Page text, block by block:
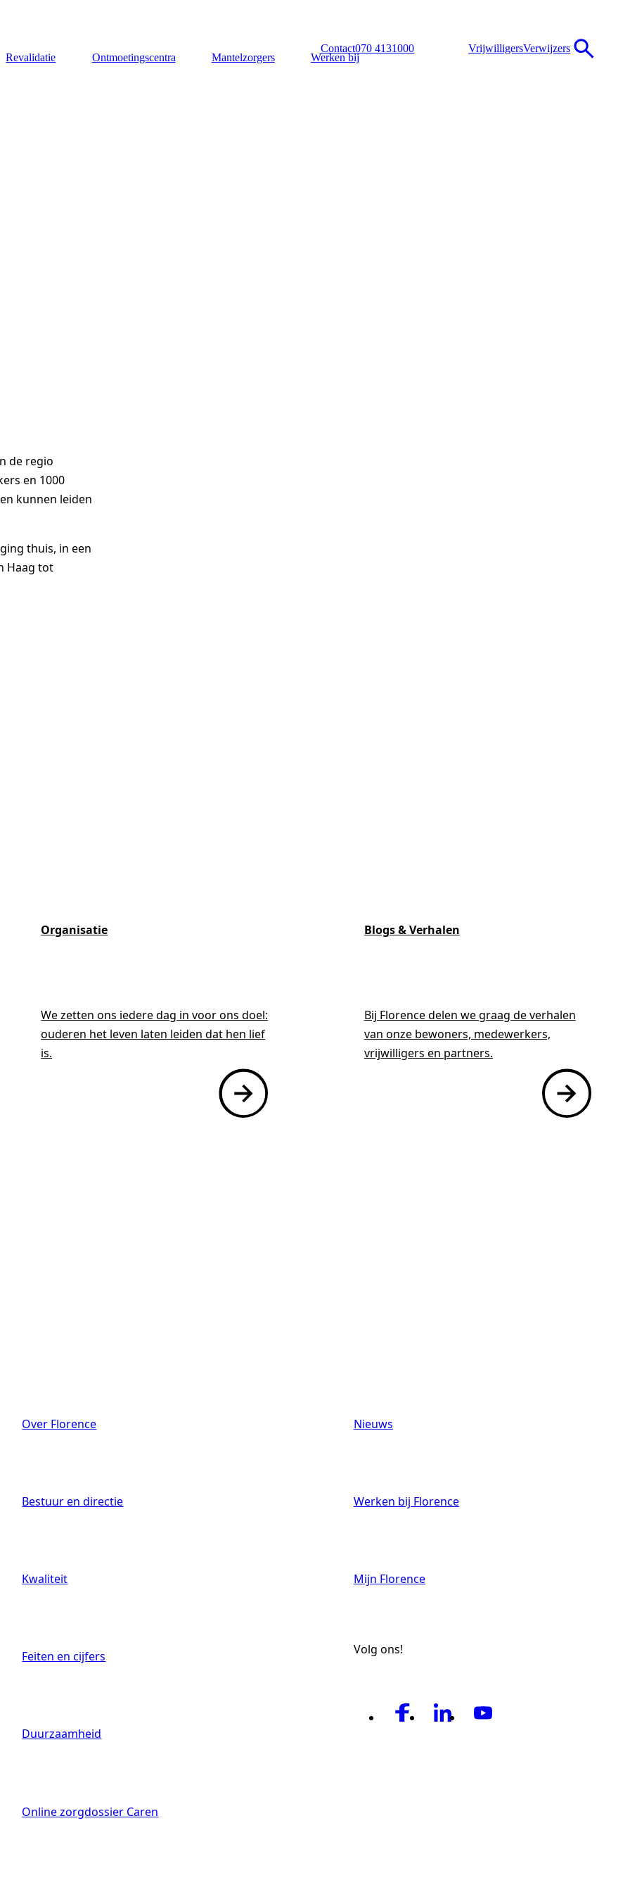
Revalidatie Ontmoetingscentra Mantelzorgers Werken bij
Contact070 4131000 VrijwilligersVerwijzers
de regio
en 1000
kunnen leiden
thuis, in een
Haag tot
Organisatie
We zetten ons iedere dag in voor ons doel:
ouderen het leven laten leiden dat hen lief
is.
Blogs & Verhalen
Bij Florence delen we graag de verhalen
van onze bewoners, medewerkers,
vrijwilligers en partners.
Over Florence
Bestuur en directie
Kwaliteit
Feiten en cijfers
Duurzaamheid
Online zorgdossier Caren
Nieuws
Werken bij Florence
Mijn Florence
Volg ons!